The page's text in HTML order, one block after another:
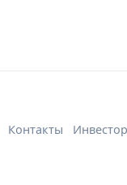
Контакты